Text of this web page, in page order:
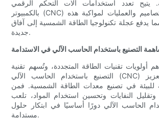
يتيح تعدد استخدامات آلات التحكم الرقمي
بالكمبيوتر (CNC) للمصنعين تكييف التصاميم والعمليات لمواكبة هذه
يدفع عجلة تكنولوجيا الطاقة الشمسية إلى آفاق
جديدة.
التصنيع باستخدام الحاسب الآلي في الاستدامة
أولويات تقنيات الطاقة المتجددة، وتُسهم تقنية
التصنيع باستخدام الحاسب الآلي (CNC) بشكل كبير في تعزيز
للبيئة في تصنيع معدات الطاقة الشمسية. فمن
وتقليل النفايات وتحسين استخدام المواد، تلعب
الحاسب الآلي دورًا أساسيًا في ابتكار حلول
مستدامة.